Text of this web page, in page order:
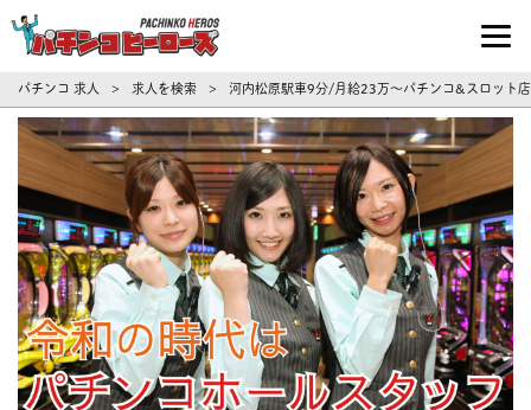
パチンコ求人・転職ならパチンコヒーロ
パチンコ 求人 > 求人を検索 > 河内松原駅車9分/月給23万～パチンコ&スロット